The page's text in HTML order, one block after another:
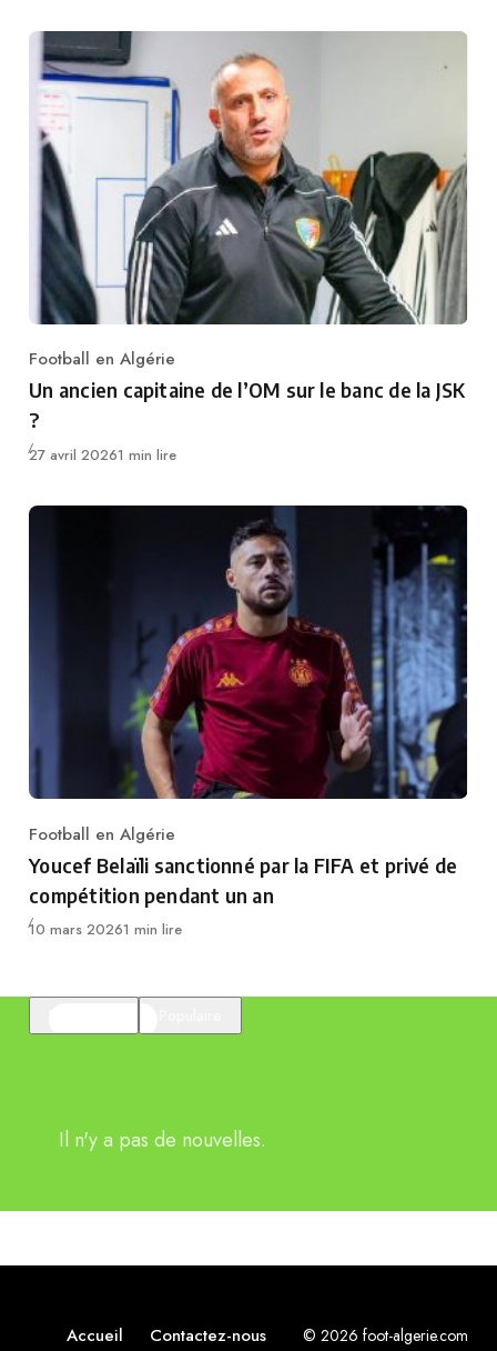
Category
Football en Algérie
Un ancien capitaine de l’OM sur le banc de la JSK
?
Publié
27 avril 20261 min lire
Category
Football en Algérie
Youcef Belaïli sanctionné par la FIFA et privé de
compétition pendant un an
Publié
10 mars 20261 min lire
Il n'y a pas de nouvelles.
Accueil Contactez-nous © 2026 foot-algerie.com